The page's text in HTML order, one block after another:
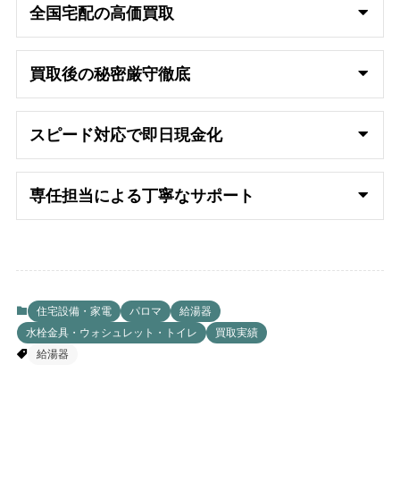
全国宅配の高価買取
買取後の秘密厳守徹底
スピード対応で即日 現金化
専任担当による丁寧なサポート
住宅設備・家電 パロマ
給湯器
水栓金具・ウォシュレット・トイレ
買取実績
給湯器